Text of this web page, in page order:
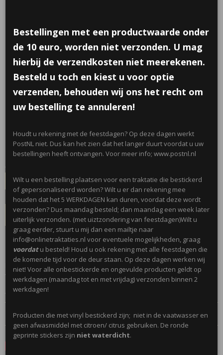
Sticker; Knuf voor de juf,
10 stuks
€ 1,00 (inclusief btw 21%)
Op voorraad - Levertijd 5 werkdagen
Aantal
IN WINKELWAGEN
Omschrijving
Leuke ronde stickers worden per 10 stuks geleverd. Met de tekst; Knuf
voor de juf!
Afmeting; 4 cm
Reacties
Bestellingen met een productwaarde onder
de 10 euro, worden niet verzonden. U mag
hierbij de verzendkosten niet meerekenen.
Besteld u toch en kiest u voor optie
verzenden, behouden wij ons het recht om
uw bestelling te annuleren!
Houdt u rekening met de feestdagen? Op deze dagen werkt
PostNL niet. Dus kan het zien dat het langer duurt voordat u uw
bestellingen heeft ontvangen. Voor meer info; www.postnl.nl
Wilt u een bestelling plaatsen voor een traktatie die bestickerd
of gepersonaliseerd worden? Wilt u er dan rekening mee
houden dat het 5 WERKDAGEN kan duren, voordat deze wordt
verzonden? Dus maandag besteld; dan maandag een week later
uiterlijk verzonden. (met uiztzondering van feestdagen)Wilt u
graag eerder, stuurt u mij dan een mailtje naar
info@onlinetraktaties.nl voor eventuele mogelijkheden, graag
voordatu besteld! Houd u ook rekening met alle feestdagen die
de komende tijd voor de deur staan. Op deze dagen werken wij
niet! Voor alle onbestickerde en ongevulde producten geldt op
werkdagen (maandag tot en met vrijdag) verzonden binnen 2
werkdagen!
Producten die met vinyl bestickerd zijn; niet in de vaatwasser en
geen afwasmiddel met citroen/ citrus gebruiken. De ronde
geprinte stickers zijn niet waterdicht.